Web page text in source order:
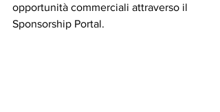
opportunità commerciali attraverso il
Sponsorship Portal.